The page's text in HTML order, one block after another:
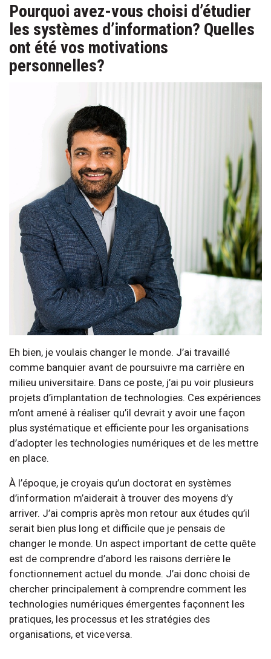
Pourquoi avez-vous choisi d’étudier
les systèmes d’information? Quelles
ont été vos motivations
personnelles?
Eh bien, je voulais changer le monde. J’ai travaillé
comme banquier avant de poursuivre ma carrière en
milieu universitaire. Dans ce poste, j’ai pu voir plusieurs
projets d’implantation de technologies. Ces expériences
m’ont amené à réaliser qu’il devrait y avoir une façon
plus systématique et efficiente pour les organisations
d’adopter les technologies numériques et de les mettre
en place.
À l’époque, je croyais qu’un doctorat en systèmes
d’information m’aiderait à trouver des moyens d’y
arriver. J’ai compris après mon retour aux études qu’il
serait bien plus long et difficile que je pensais de
changer le monde. Un aspect important de cette quête
est de comprendre d’abord les raisons derrière le
fonctionnement actuel du monde. J’ai donc choisi de
chercher principalement à comprendre comment les
technologies numériques émergentes façonnent les
pratiques, les processus et les stratégies des
organisations, et vice versa.